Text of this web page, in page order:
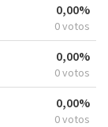
0,00%
0 votos
0,00%
0 votos
0,00%
0 votos